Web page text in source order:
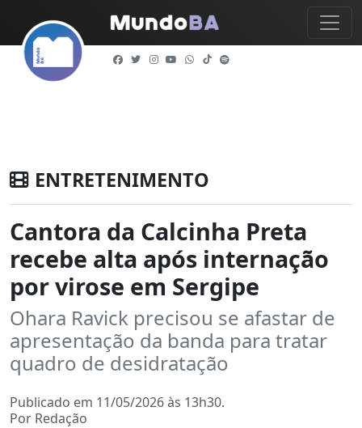
ENTRETENIMENTO
Cantora da Calcinha Preta
recebe alta após internação
por virose em Sergipe
Ohara Ravick precisou se afastar de
apresentação da banda para tratar
quadro de desidratação
Publicado em 11/05/2026 às 13h30.
Por Redação